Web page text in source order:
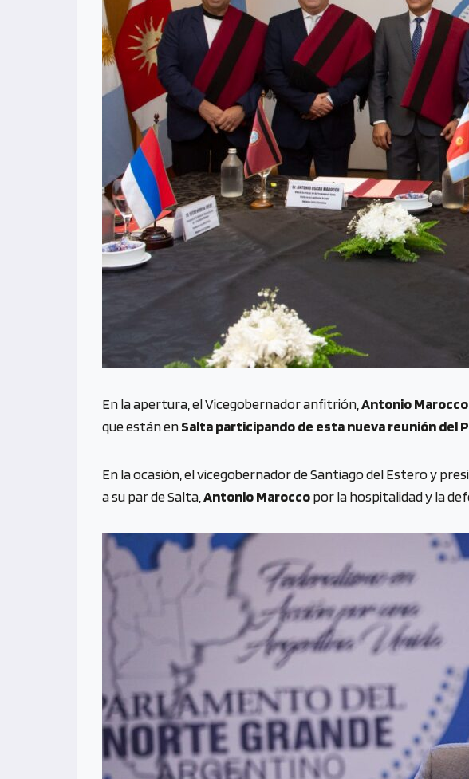
En la apertura, el Vicegobernador anfitrión, Antonio Marocco
que están enSalta participando de esta nueva reunión del
En la ocasión, el vicegobernador de Santiago del Estero y
a su par de Salta, Antonio Maroccopor la hospitalidad y la